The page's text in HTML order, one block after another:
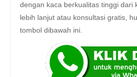
dengan kaca berkualitas tinggi dari
lebih lanjut atau konsultasi gratis,
tombol dibawah ini.